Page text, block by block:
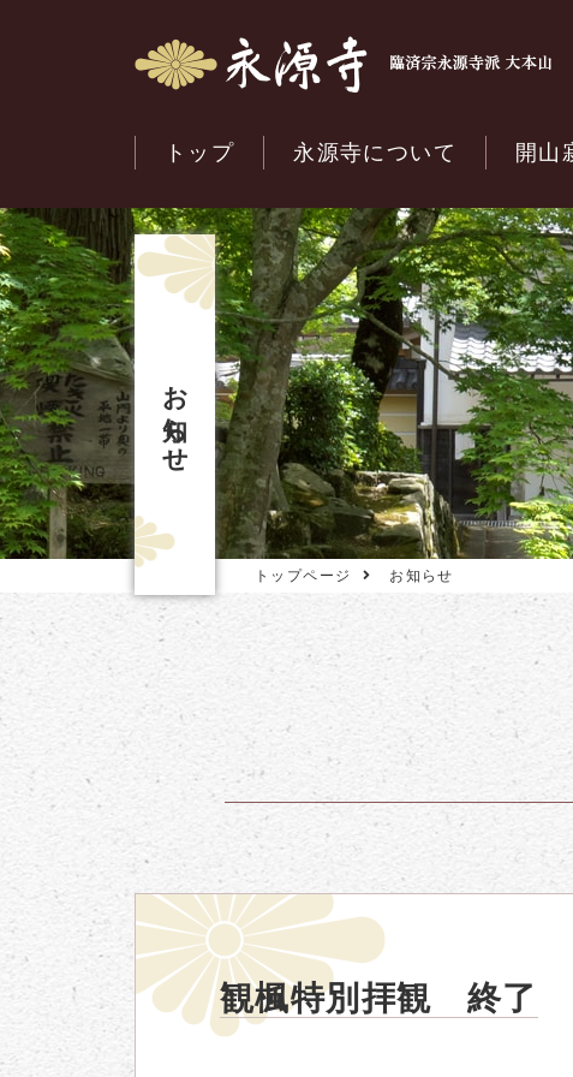
トップ 永源寺について 開山
お知らせ
トップページ お知らせ
観楓特別拝観 終了